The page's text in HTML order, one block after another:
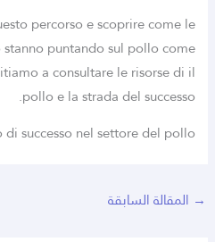
percorso e scoprire come le
stanno puntando sul pollo come
a consultare le risorse di il
pollo e la strada del successo.
successo nel settore del pollo
→ المقالة السابقة